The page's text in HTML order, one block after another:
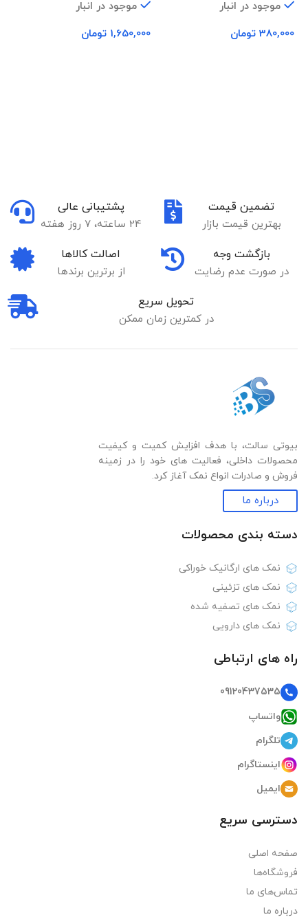
موجود در انبار
380,000 تومان
موجود در انبار
1,650,000 تومان
تضمین قیمت
بهترین قیمت بازار
پشتیبانی عالی
24 ساعته، 7 روز هفته
بازگشت وجه
در صورت عدم رضایت
اصالت کالاها
از برترین برندها
تحویل سریع
در کمترین زمان ممکن
بیوتی سالت، با هدف افزایش کمیت و کیفیت
محصولات داخلی، فعالیت های خود را در زمینه
فروش و صادرات انواع نمک آغاز کرد.
درباره ما
دسته بندی‌ محصولات
نمک های ارگانیک خوراکی
نمک های تزئینی
نمک های تصفیه شده
نمک های دارویی
راه های ارتباطی
09120437535
واتساپ
تلگرام
اینستاگرام
ایمیل
دسترسی سریع
صفحه اصلی
فروشگاه‌ها
تماس‌های ما
درباره ما